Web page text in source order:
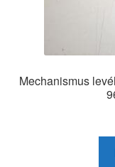
Mechanismus